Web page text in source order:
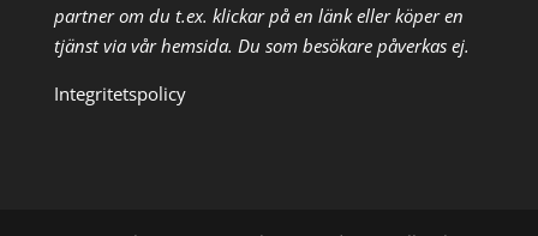
partner om du t.ex. klickar på en länk eller köper en
tjänst via vår hemsida. Du som besökare påverkas ej.
Integritetspolicy